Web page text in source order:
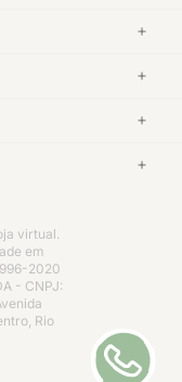
virtual.
em
2020
- CNPJ:
Rio